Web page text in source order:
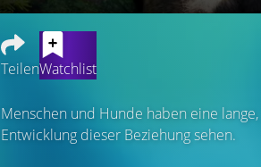
TeilenWatchlist
Menschen und Hunde haben eine
Entwicklung dieser Beziehung sehen.